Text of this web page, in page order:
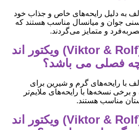
به دلیل رایحه‌های خاص و جذاب خود
جوان و میانسال مناسب هستند که
و متمایز می‌گردند.
عطر و ادکلن (Viktor & Rolf) ویکتور اند
فصلی می باشد؟
با رایحه‌های گرم و شیرین برای
برخی نسخه‌ها با رایحه‌های ملایم‌تر
مناسب هستند.
عطر و ادکلن (Viktor & Rolf) ویکتور اند